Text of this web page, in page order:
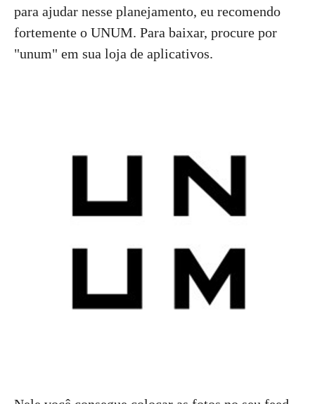
para ajudar nesse planejamento, eu recomendo
fortemente o UNUM. Para baixar, procure por
"unum" em sua loja de aplicativos.